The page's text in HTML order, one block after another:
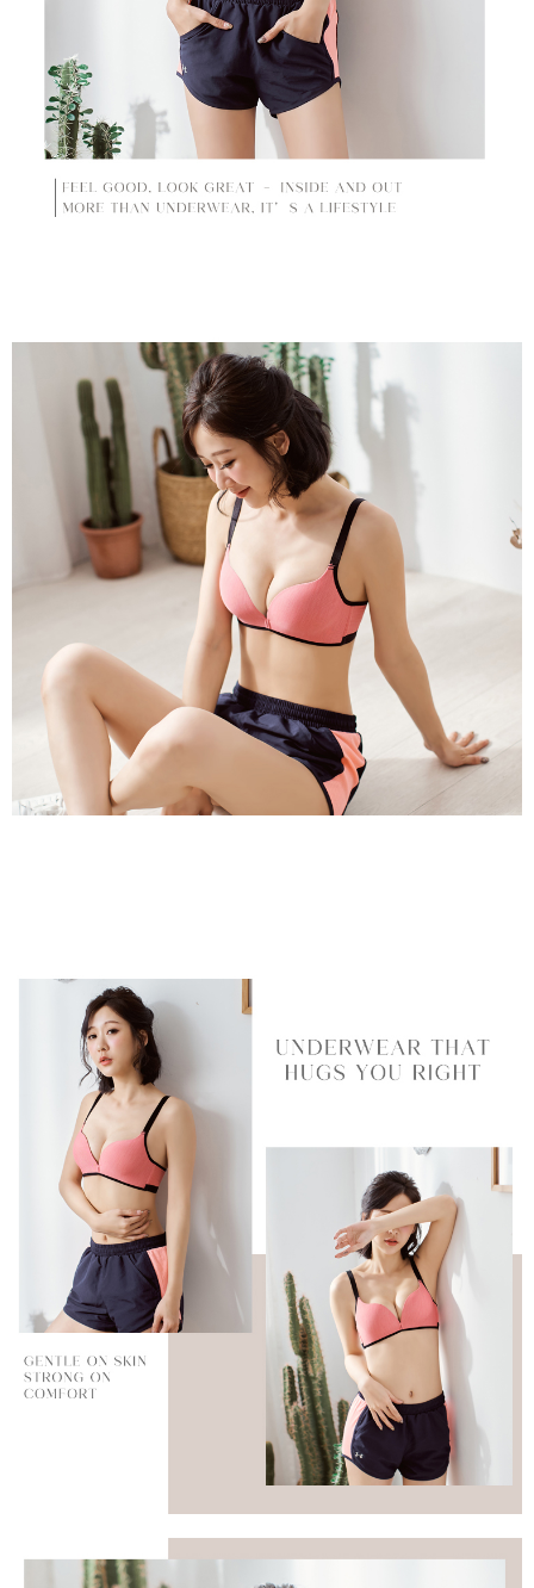
てAFTEEにご提供いただく、またはAFTEEにあなたの個人情報の収集、処
理、利用を許可することににご同意いただけない場合は、当サービスを選
択しないでください。